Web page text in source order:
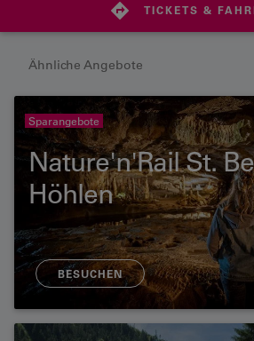
TICKETS &
Ähnliche Angebote
Sparangebote
Nature'n'Rail St.
Höhlen
BESUCHEN